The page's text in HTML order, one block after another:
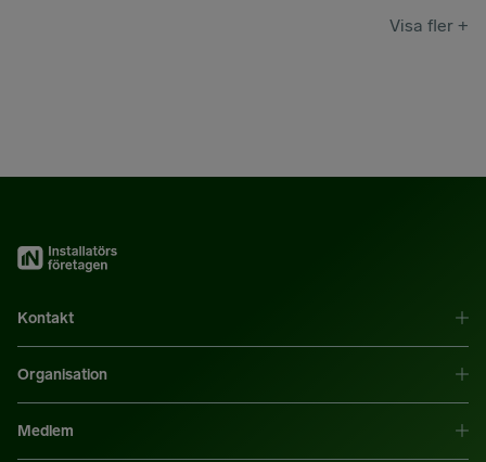
Visa fler +
Kontakt
Organisation
Medlem